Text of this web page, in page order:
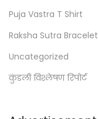
>
Puja Vastra T Shirt
Raksha Sutra Bracelet
Uncategorized
कुंडली विश्लेषण रिपोर्ट